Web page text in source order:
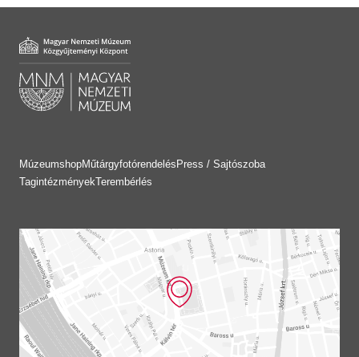
MúzeumshopMűtárgyfotórendelés Press / Sajtószoba
TagintézményekTerembérlés